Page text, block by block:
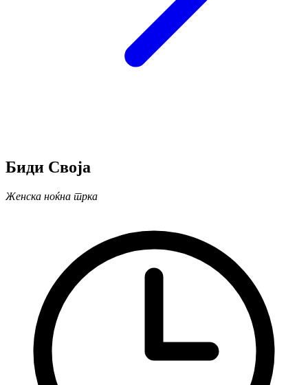
Биди Своја
Женска ноќна трка